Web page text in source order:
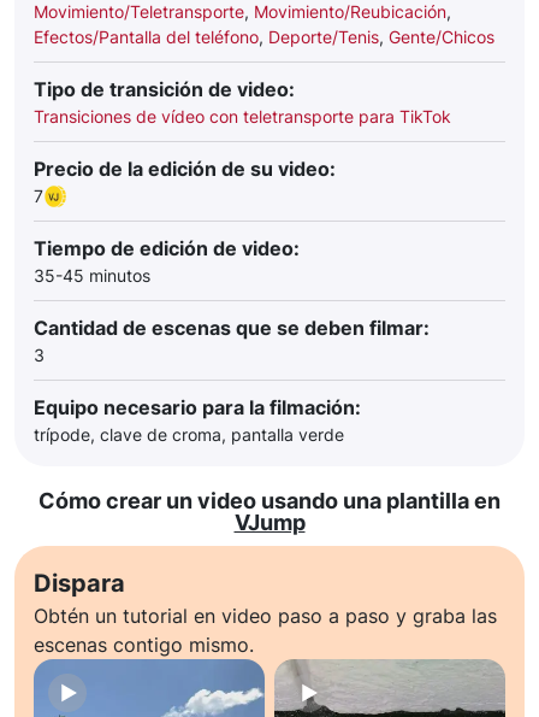
Movimiento/Teletransporte, Movimiento/Reubicación,
Efectos/Pantalla del teléfono, Deporte/Tenis, Gente/Chicos
Tipo de transición de video:
Transiciones de vídeo con teletransporte para TikTok
Precio de la edición de su video:
7
Tiempo de edición de video:
35-45 minutos
Cantidad de escenas que se deben filmar:
3
Equipo necesario para la filmación:
trípode, clave de croma, pantalla verde
Cómo crear un video usando una plantilla en
VJump
Dispara
Obtén un tutorial en video paso a paso y graba las
escenas contigo mismo.